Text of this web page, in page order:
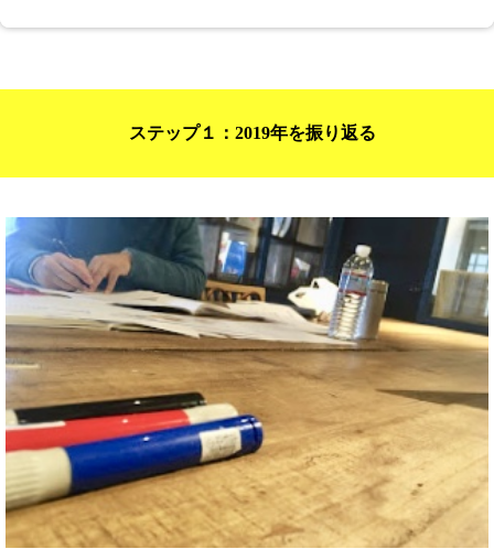
ステップ１：2019年を振り返る